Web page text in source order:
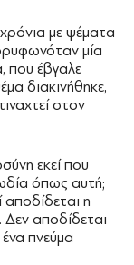
με ψέματα
μία
που έβγαλε
διακινήθηκε,
στον
εκεί που
όπως αυτή;
η
αποδίδεται
πνεύμα